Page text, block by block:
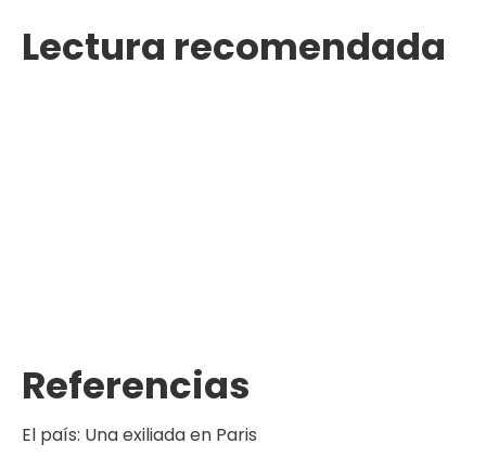
Lectura recomendada
Referencias
El país: Una exiliada en Paris